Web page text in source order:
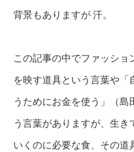
背景もありますが 汗。
この記事の中でファッショ
を映す道具という言葉や「
うためにお金を使う」（島
う言葉がありますが、生き
いくのに必要な食、その道